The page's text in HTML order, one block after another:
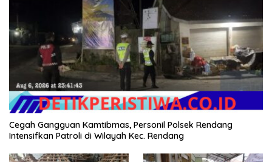
Cegah Gangguan Kamtibmas, Personil Polsek Rendang
Intensifkan Patroli di Wilayah Kec. Rendang